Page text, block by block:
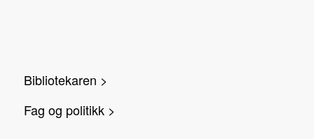
Bibliotekaren >
Fag og politikk >